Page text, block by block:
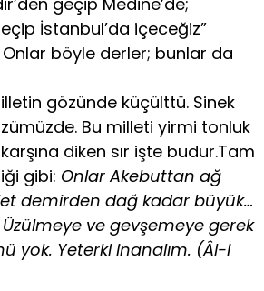
İstanbul’da içeceğiz”
böyle derler; bunlar da
gözünde küçülttü. Sinek
Bu milleti yirmi tonluk
diken sır işte budur.Tam
gibi: Onlar Akebuttan ağ
demirden dağ kadar büyük…
ve gevşemeye gerek
yok. Yeterki inanalım. (Âl-i